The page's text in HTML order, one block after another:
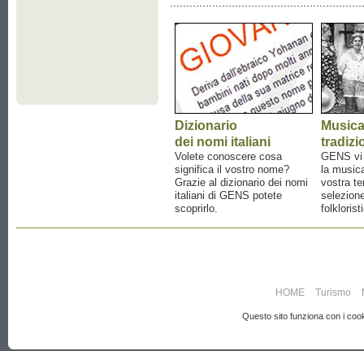
Dizionario
dei nomi italiani
Volete conoscere cosa
significa il vostro nome?
Grazie al dizionario dei nomi
italiani di GENS potete
scoprirlo.
Musica
GENS
la
vostra
HOME Turismo
Questo sito funziona con i